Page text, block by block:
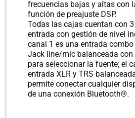
frecuencias bajas y altas con
función de preajuste DSP.
Todas las cajas cuentan con
entrada con gestión de nivel
canal 1 es una entrada
Jack line/mic balanceada
para seleccionar la fuente; el
entrada XLR y TRS
permite conectar cualquier
de una conexión Bluetooth®.